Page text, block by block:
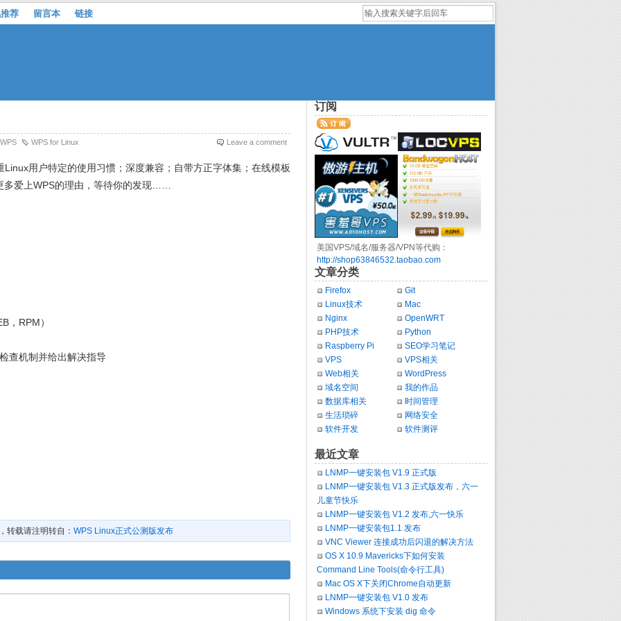
荐 留言本 链接
WPS WPS for Linux Leave a comment
用户特定的使用习惯；深度兼容；自带方正字体集；在线模板
爱上WPS的理由，等待你的发现……
，RPM）
查机制并给出解决指导
转载请注明转自： WPS Linux正式公测版发布
订阅
美国VPS/域名/服务器/VPN等代购：
http://shop63846532.taobao.com
文章分类
Firefox
Git
Linux技术
Mac
Nginx
OpenWRT
PHP技术
Python
Raspberry Pi
SEO学习笔记
VPS
VPS相关
Web相关
WordPress
域名空间
我的作品
数据库相关
时间管理
生活琐碎
网络安全
软件开发
软件测评
最近文章
LNMP一键安装包 V1.9 正式版
LNMP一键安装包 V1.3 正式版发布，六一
儿童节快乐
LNMP一键安装包 V1.2 发布,六一快乐
LNMP一键安装包1.1 发布
VNC Viewer 连接成功后闪退的解决方法
OS X 10.9 Mavericks下如何安装
Command Line Tools(命令行工具)
Mac OS X下关闭Chrome自动更新
LNMP一键安装包 V1.0 发布
Windows 系统下安装 dig 命令